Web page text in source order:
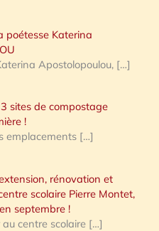
poétesse Katerina
Apostolopoulou, […]
sites de compostage
!
emplacements […]
rénovation et
scolaire Pierre Montet,
septembre !
centre scolaire […]